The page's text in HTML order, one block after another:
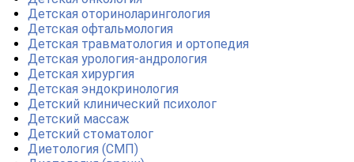
Детская оториноларингология
Детская офтальмология
Детская травматология и ортопедия
Детская урология-андрология
Детская хирургия
Детская эндокринология
Детский клинический психолог
Детский массаж
Детский стоматолог
Диетология (СМП)